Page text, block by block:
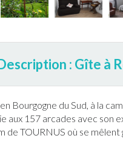
: Gîte à
Bourgogne du Sud, à la
aux 157 arcades avec son
de TOURNUS où se